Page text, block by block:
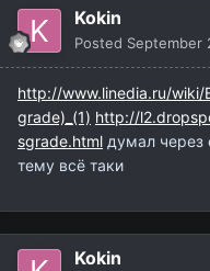
Kokin
Posted September
http://www.linedia.ru/wiki/
grade)_(1) http://
sgrade.html думал через
тему всё таки
Kokin